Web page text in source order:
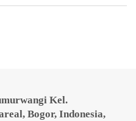
Kel.
Bogor, Indonesia,